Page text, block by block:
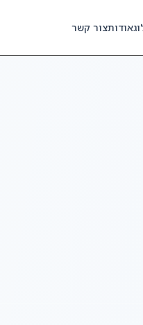
אודותצור קשר